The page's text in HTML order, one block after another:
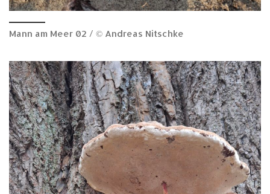
Mann am Meer 02 / © Andreas Nitschke